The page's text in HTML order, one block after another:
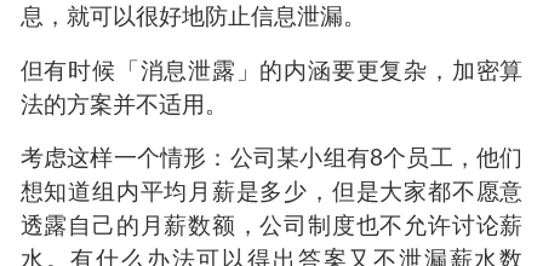
如何在现有算法基础上实现各种安全需求
这两点的差别是什么呢，以防止「消息泄漏」举
例，我们首先想到的防止消息传输过程被第三方
截获，比如说话被偷听、邮件被偷看、网络数据
被截获。而事实上，小偷是防不住的，但我们可
以保证数据被偷到了也没有用，只需要双方事先
约定一套加密解密的方法，以密文的方式传输信